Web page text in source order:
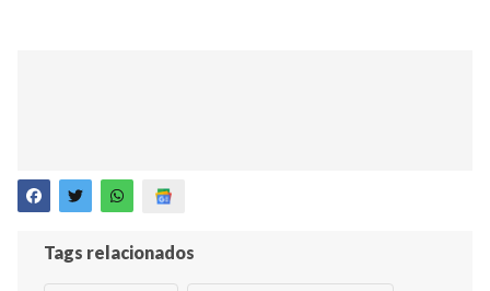
Tags relacionados